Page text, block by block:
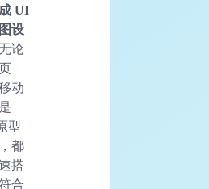
UI
设
论
动
型
都
搭
合